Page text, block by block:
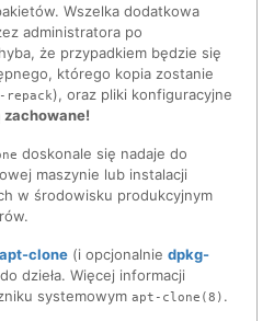
Wszelka dodatkowa
administratora po
że przypadkiem będzie się
którego kopia zostanie
repack), oraz pliki konfiguracyjne
zachowane!
doskonale się nadaje do
maszynie lub instalacji
w środowisku produkcyjnym
apt-clone (i opcjonalnie dpkg-
dzieła. Więcej informacji
systemowym apt-clone(8) .